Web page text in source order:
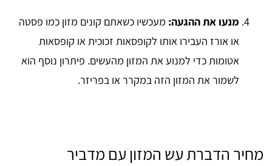
מנעו את ההגעה: מעכשיו כשאתם קונים מזון כמו פסטה
או אורז העבירו אותו לקופסאות זכוכית או קופסאות
אטומות כדי למנוע את המזון מהעשים. פיתרון נוסף הוא
לשמור את המזון הזה במקרר או בפריזר.
מחיר הדברת עש המזון עם מדביר